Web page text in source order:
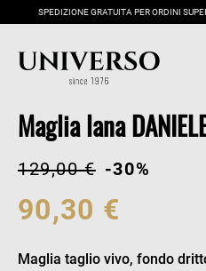
SPEDIZIONE GRATUITA PER ORDINI
Maglia lana
129,00 € -30%
90,30 €
Maglia taglio vivo, fondo